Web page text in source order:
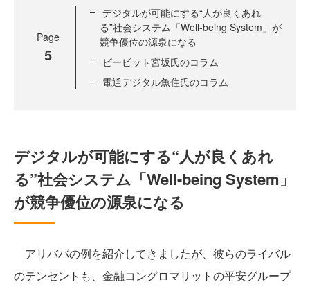
Page
5
デジタルが可能にする“人が良くあれ
る”社会システム「Well-being System」が
競争優位の源泉になる
ビービット宮坂氏のコラム
電通デジタル魚住氏のコラム
デジタルが可能にする“人が良くあれ
る”社会システム「Well-being System」
が競争優位の源泉になる
アリババの例を紹介してきましたが、彼らのライバル
のテンセントも、金融コングロマリットの平安グループ